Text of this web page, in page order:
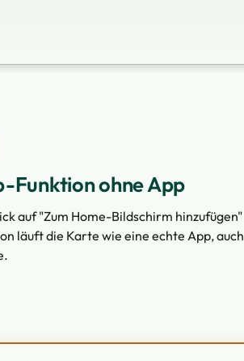
Funktion ohne App
auf "Zum Home-Bildschirm hinzufügen"
läuft die Karte wie eine echte App, auch